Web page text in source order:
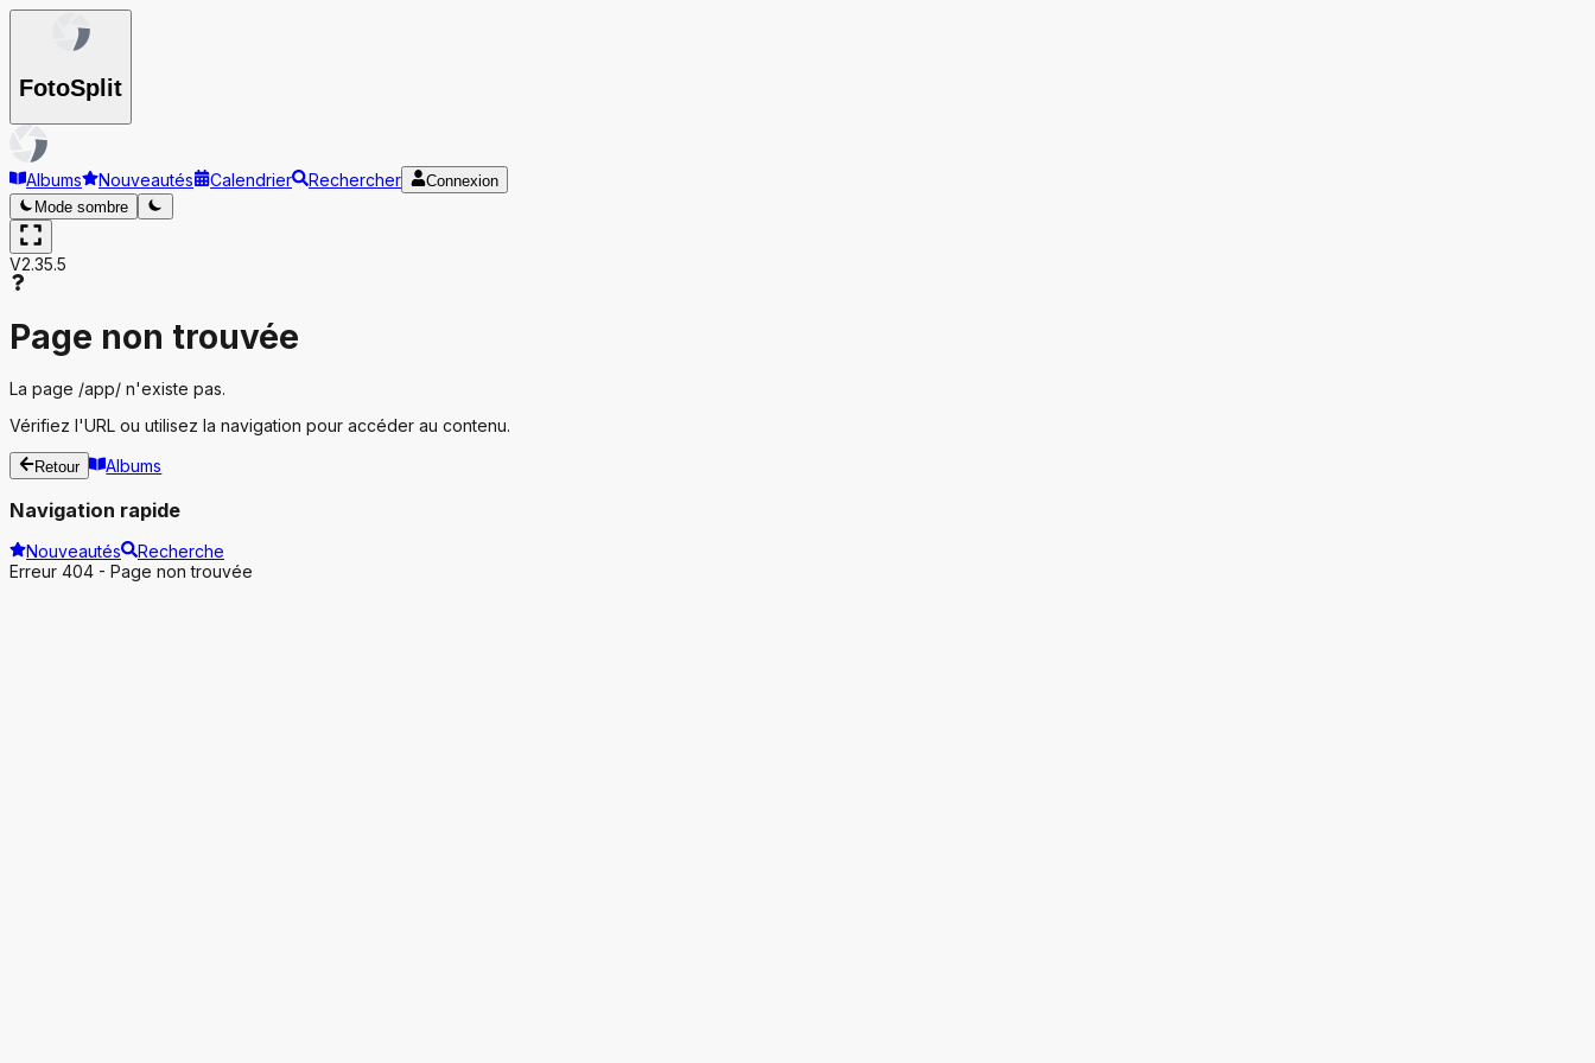
FotoSplit
Albums Nouveautés Calendrier Rechercher
Connexion
Mode sombre
V2.35.5
Page non trouvée
La page /app/ n'existe pas.
Vérifiez l'URL ou utilisez la navigation pour accéder au contenu.
Retour Albums
Navigation rapide
Nouveautés
Recherche
Erreur 404 - Page non trouvée